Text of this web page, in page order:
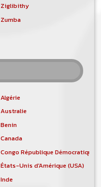
Ziglibithy
Zumba
Algérie
Australie
Benin
Canada
Congo République Démocratique
États-Unis d'Amérique (USA)
Inde